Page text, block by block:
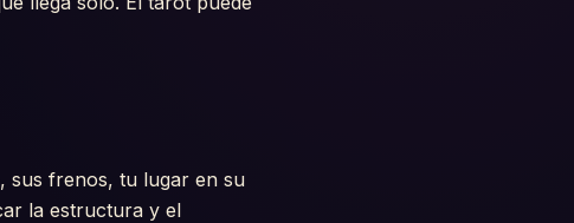
sus frenos, tu lugar en su
la estructura y el